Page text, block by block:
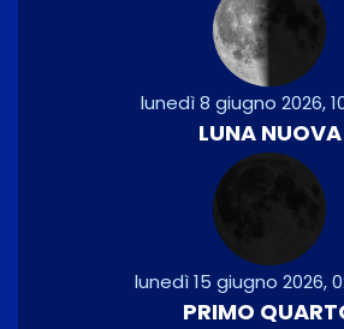
lunedì 8 giugno 2026,
LUNA NUOVA
lunedì 15 giugno 2026,
PRIMO